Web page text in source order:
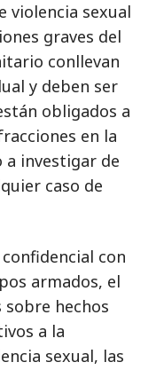
violencia sexual
graves del
conllevan
y deben ser
obligados a
en la
a investigar de
caso de
con
armados, el
sobre hechos
a la
sexual, las